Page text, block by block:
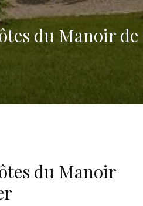
du Manoir de
du Manoir